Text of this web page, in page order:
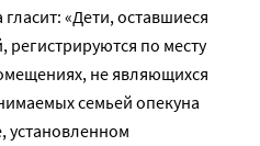
«Дети, оставшиеся
регистрируются по месту
не являющихся
семьей опекуна
установленном